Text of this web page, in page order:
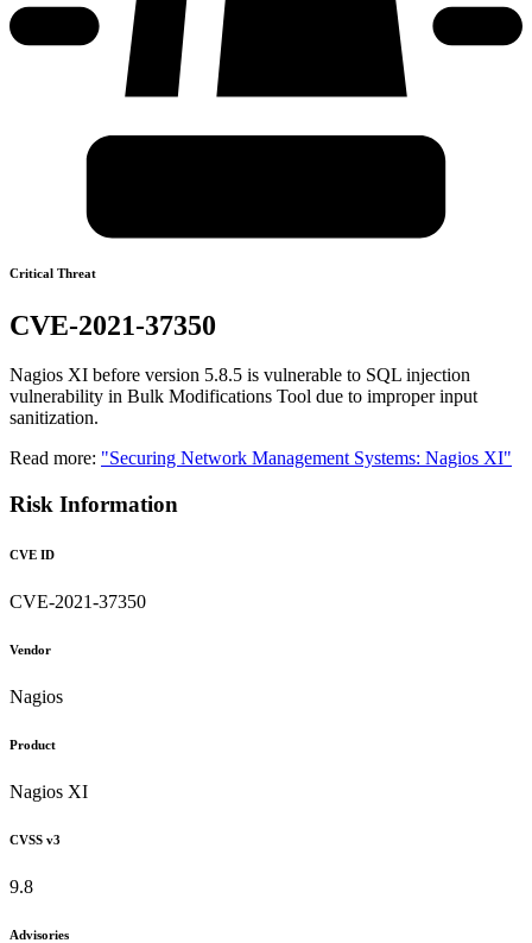
Critical Threat
CVE-2021-37350
Nagios XI before version 5.8.5 is vulnerable to SQL injection
vulnerability in Bulk Modifications Tool due to improper input
sanitization.
Read more: "Securing Network Management Systems: Nagios XI"
Risk Information
CVE ID
CVE-2021-37350
Vendor
Nagios
Product
Nagios XI
CVSS v3
9.8
Advisories